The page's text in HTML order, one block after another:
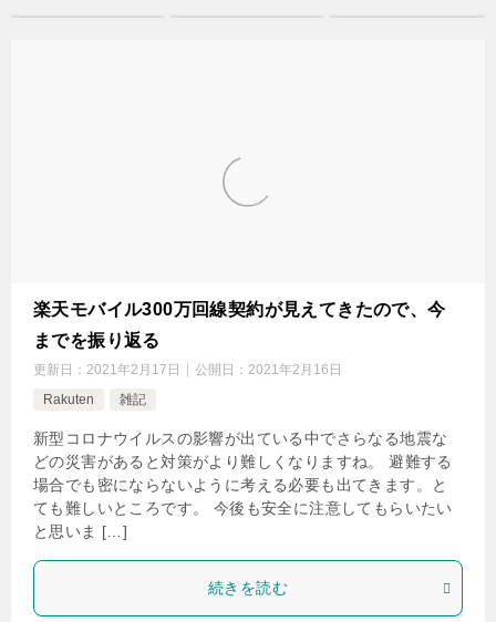
楽天モバイル300万回線契約が見えてきたので、今
までを振り返る
更新日： 2021年2月17日 公開日： 2021年2月16日
Rakuten
雑記
新型コロナウイルスの影響が出ている中でさらなる地震な
どの災害があると対策がより難しくなりますね。 避難する
場合でも密にならないように考える必要も出てきます。と
ても難しいところです。 今後も安全に注意してもらいたい
と思いま […]
続きを読む